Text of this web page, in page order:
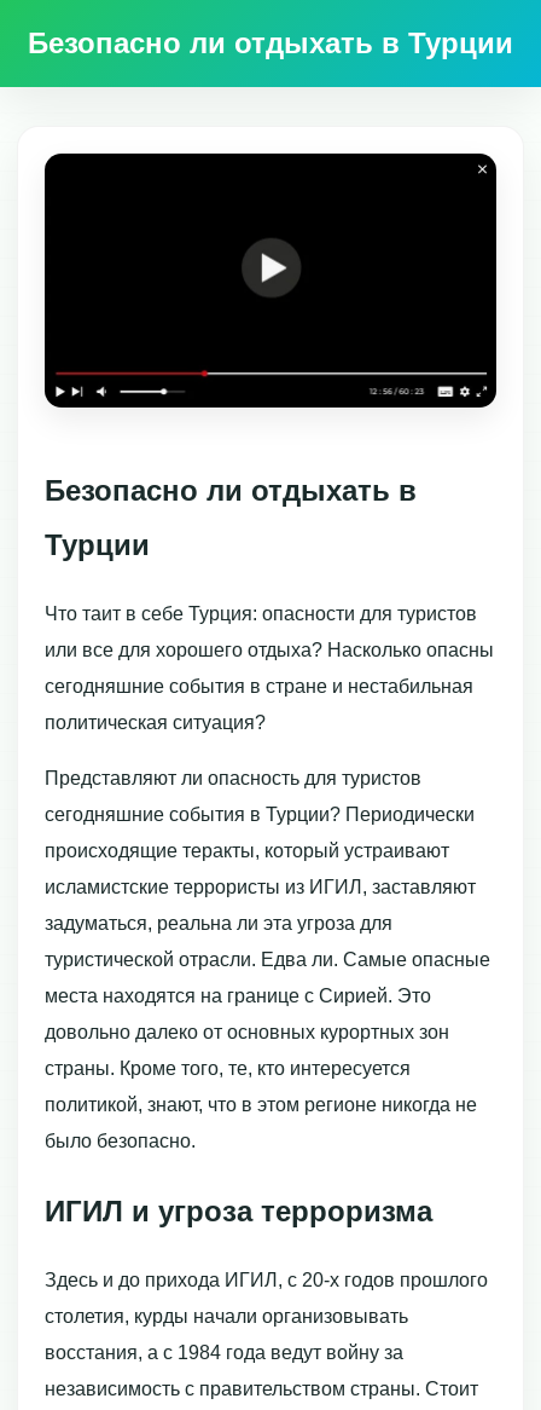
Безопасно ли отдыхать в Турции
Безопасно ли отдыхать в
Турции
Что таит в себе Турция: опасности для туристов
или все для хорошего отдыха? Насколько опасны
сегодняшние события в стране и нестабильная
политическая ситуация?
Представляют ли опасность для туристов
сегодняшние события в Турции? Периодически
происходящие теракты, который устраивают
исламистские террористы из ИГИЛ, заставляют
задуматься, реальна ли эта угроза для
туристической отрасли. Едва ли. Самые опасные
места находятся на границе с Сирией. Это
довольно далеко от основных курортных зон
страны. Кроме того, те, кто интересуется
политикой, знают, что в этом регионе никогда не
было безопасно.
ИГИЛ и угроза терроризма
Здесь и до прихода ИГИЛ, с 20-х годов прошлого
столетия, курды начали организовывать
восстания, а с 1984 года ведут войну за
независимость с правительством страны. Стоит